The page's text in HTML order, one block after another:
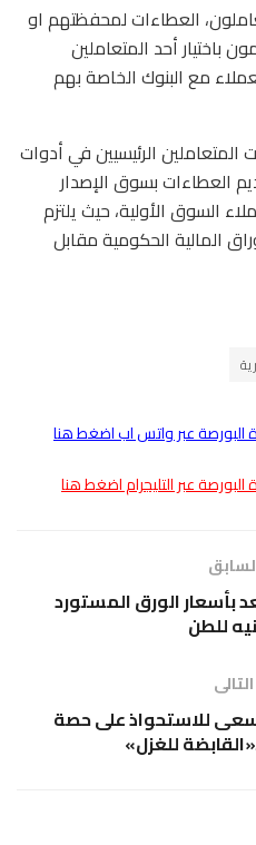
العطاءات لمحفظتهم او
أحد المتعاملين
مع البنوك الخاصة بهم
المتعاملين الرئيسيين في أدوات
العطاءات بسوق الإصدار
السوق الأولية، حيث يلتزم
المالية الحكومية مقابل
البورصة عبر واتس اب اضغط هنا
البورصة عبر التليجرام اضغط هنا
بأسعار الورق المستورد
للطن
للاستحواذ على حصة
للغزل»